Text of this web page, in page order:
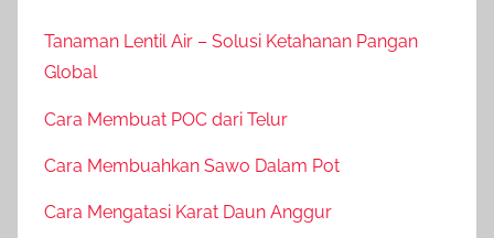
Tanaman Lentil Air – Solusi Ketahanan Pangan
Global
Cara Membuat POC dari Telur
Cara Membuahkan Sawo Dalam Pot
Cara Mengatasi Karat Daun Anggur